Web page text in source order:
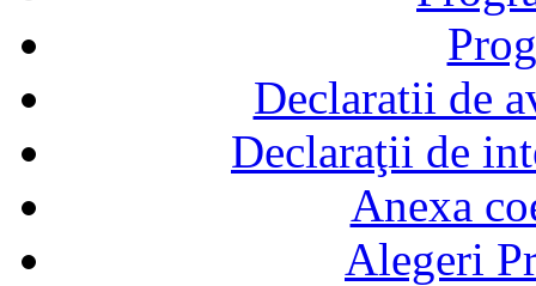
Declaratii de
Declaraţii de
Anexa
Alegeri